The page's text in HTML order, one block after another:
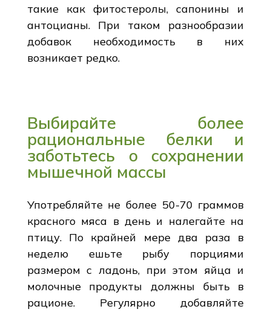
такие как фитостеролы, сапонины и
антоцианы. При таком разнообразии
добавок необходимость в них
возникает редко.
Выбирайте более
рациональные белки и
заботьтесь о сохранении
мышечной массы
Употребляйте не более 50-70 граммов
красного мяса в день и налегайте на
птицу. По крайней мере два раза в
неделю ешьте рыбу порциями
размером с ладонь, при этом яйца и
молочные продукты должны быть в
рационе. Регулярно добавляйте